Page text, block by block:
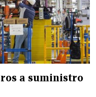
a suministro